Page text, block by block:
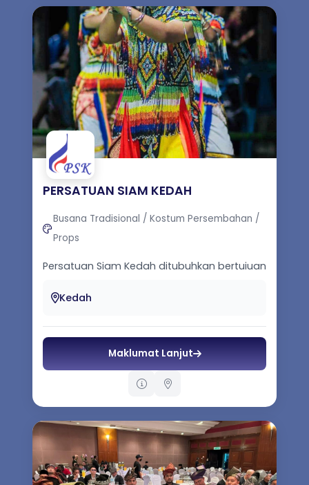
PERSATUAN SIAM KEDAH
Busana Tradisional / Kostum Persembahan /
Props
Persatuan Siam Kedah ditubuhkan bertujuan
dalam aspek pembangunan kebudayaan, ...
Kedah
Maklumat Lanjut